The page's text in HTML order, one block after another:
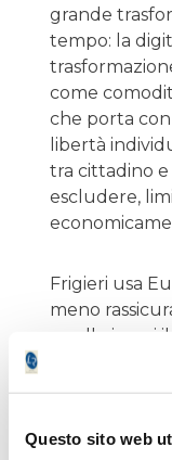
Questo sito web
grande
tempo: la
come
che porta
libertà
tra cittadino e
escludere,
Frigieri usa
meno
quello in cui
mezzo di
strumento di
Perché